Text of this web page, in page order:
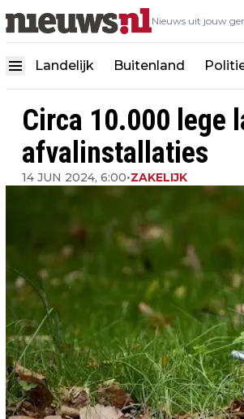
Nieuws uit jouw
Landelijk Buitenland
Circa 10.000 lege
afvalinstallaties
14 JUN 2024, 6:00•ZAKELIJK